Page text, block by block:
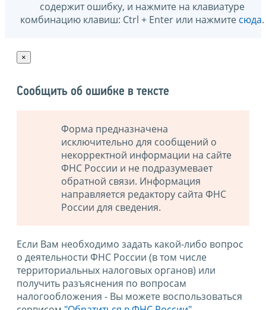
содержит ошибку, и нажмите на клавиатуре
комбинацию клавиш: Ctrl + Enter или нажмите сюда.
×
Сообщить об ошибке в тексте
Форма предназначена
исключительно для сообщений о
некорректной информации на сайте
ФНС России и не подразумевает
обратной связи. Информация
направляется редактору сайта ФНС
России для сведения.
Если Вам необходимо задать какой-либо вопрос
о деятельности ФНС России (в том числе
территориальных налоговых органов) или
получить разъяснения по вопросам
налогообложения - Вы можете воспользоваться